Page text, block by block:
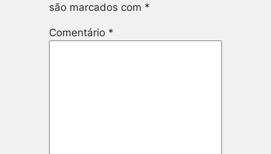
são marcados com *
Comentário *